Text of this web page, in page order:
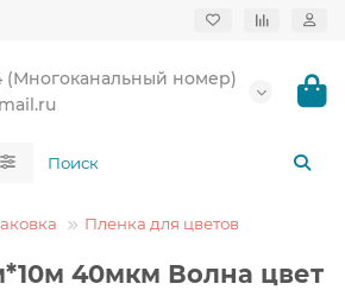
(Многоканальный номер)
Пленка для цветов
40мкм Волна цвет